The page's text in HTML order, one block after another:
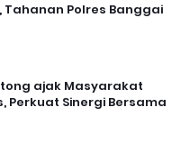
Tahanan Polres Banggai
ajak Masyarakat
Perkuat Sinergi Bersama